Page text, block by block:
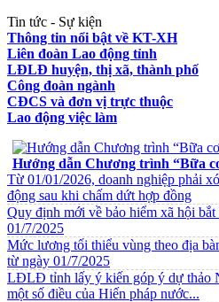
Tin tức - Sự kiện
Thông tin nổi bật về KT-XH
Liên đoàn Lao động tỉnh
LĐLĐ huyện, thị xã, thành phố
Công đoàn ngành
CĐCS và đơn vị trực thuộc
Lao động việc làm
Hướng dẫn Chương trình “Bữa
Từ 01/01/2026, doanh nghiệp phải
động sau khi chấm dứt hợp đồng
Quy định mới về bảo hiểm xã hội
01/7/2025
Mức lương tối thiểu vùng theo địa
từ ngày 01/7/2025
LĐLĐ tỉnh lấy ý kiến góp ý dự thảo
một số điều của Hiến pháp nước...